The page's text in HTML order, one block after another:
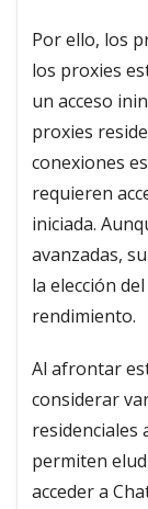
Por ello, los
los proxies
un acceso
proxies
conexiones
requieren
iniciada.
avanzadas,
la elección
rendimiento.
Al afrontar
considerar
residenciales
permiten
acceder a